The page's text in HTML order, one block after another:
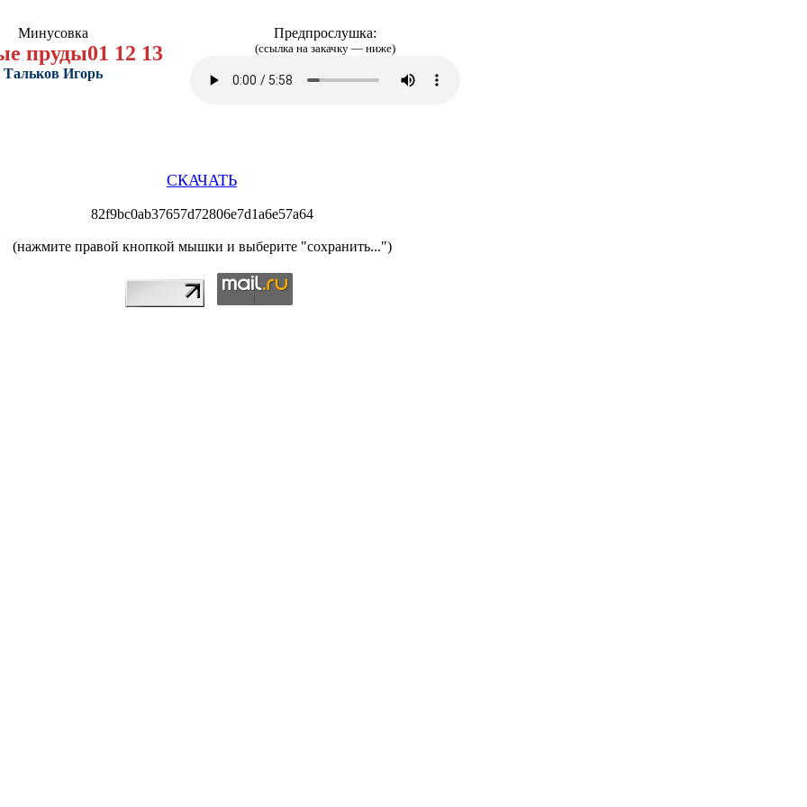
Минусовка
пруды01 12 13
Тальков Игорь
Предпрослушка:
(ссылка на закачку — ниже)
СКАЧАТЬ
82f9bc0ab37657d72806e7d1a6e57a64
(нажмите правой кнопкой мышки и выберите "сохранить...")